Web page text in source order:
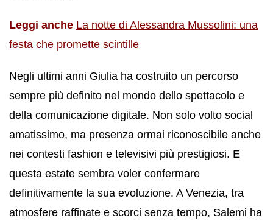
Leggi anche La notte di Alessandra Mussolini: una
festa che promette scintille
Negli ultimi anni Giulia ha costruito un percorso
sempre più definito nel mondo dello spettacolo e
della comunicazione digitale. Non solo volto social
amatissimo, ma presenza ormai riconoscibile anche
nei contesti fashion e televisivi più prestigiosi. E
questa estate sembra voler confermare
definitivamente la sua evoluzione. A Venezia, tra
atmosfere raffinate e scorci senza tempo, Salemi ha